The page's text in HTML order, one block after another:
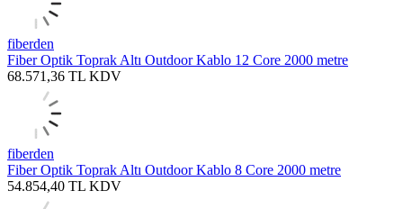
fiberden
Fiber Optik Toprak Altı Outdoor Kablo 12 Core 2000 metre
68.571,36 TL KDV
fiberden
Fiber Optik Toprak Altı Outdoor Kablo 8 Core 2000 metre
54.854,40 TL KDV